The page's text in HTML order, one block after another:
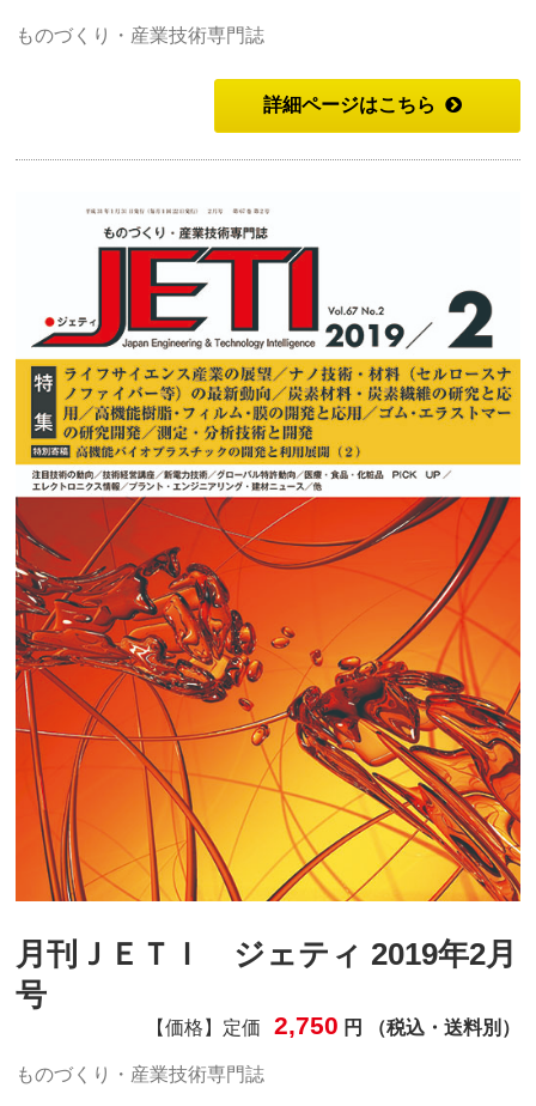
ものづくり・産業技術専門誌
詳細ページはこちら
月刊ＪＥＴＩ ジェティ 2019年2月
号
【価格】定価 2,750 円 （税込・送料別）
ものづくり・産業技術専門誌